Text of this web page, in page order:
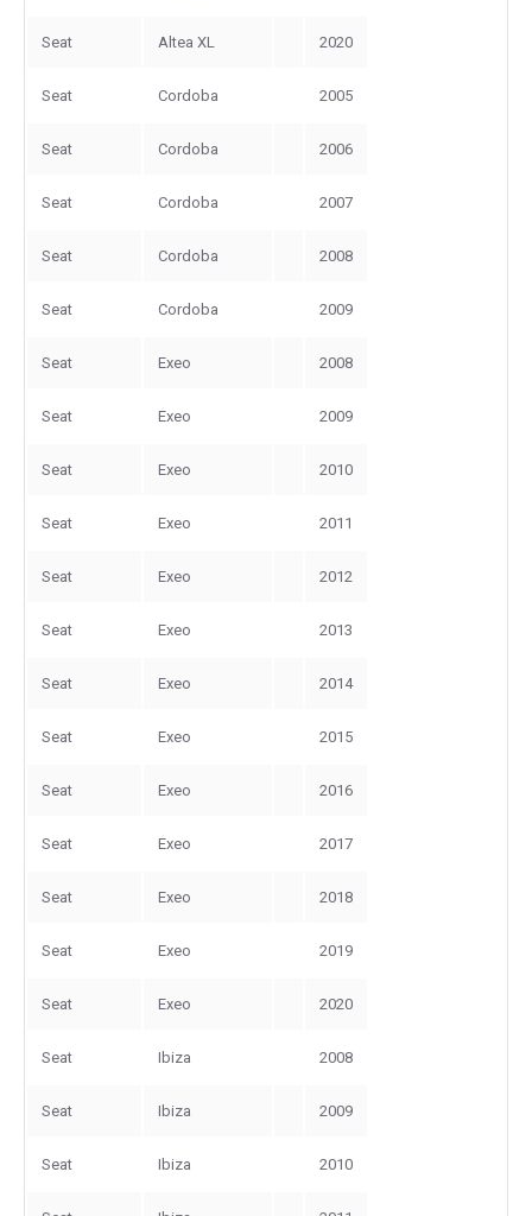
Seat Altea XL 2020
Seat Cordoba 2005
Seat Cordoba 2006
Seat Cordoba 2007
Seat Cordoba 2008
Seat Cordoba 2009
Seat Exeo 2008
Seat Exeo 2009
Seat Exeo 2010
Seat Exeo 2011
Seat Exeo 2012
Seat Exeo 2013
Seat Exeo 2014
Seat Exeo 2015
Seat Exeo 2016
Seat Exeo 2017
Seat Exeo 2018
Seat Exeo 2019
Seat Exeo 2020
Seat Ibiza 2008
Seat Ibiza 2009
Seat Ibiza 2010